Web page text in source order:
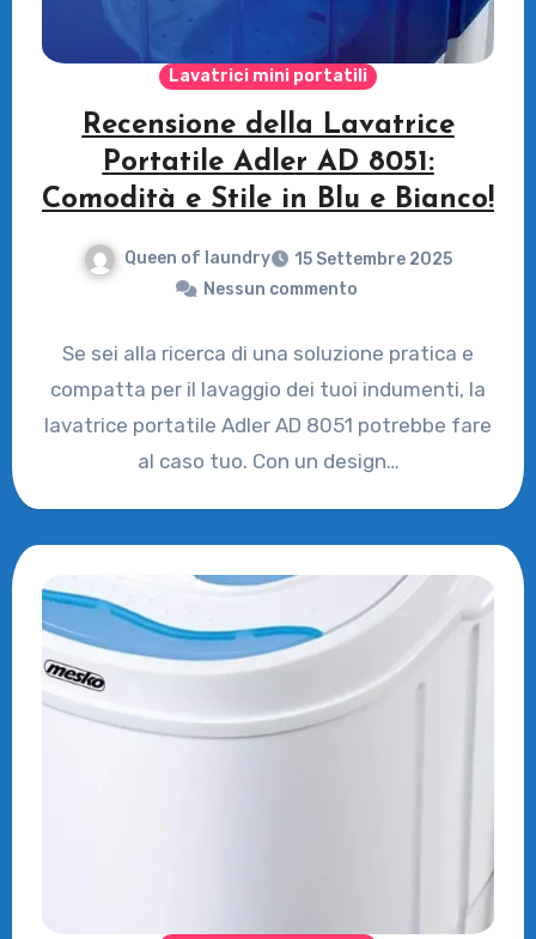
Lavatrici mini portatili
Recensione della Lavatrice
Portatile Adler AD 8051:
Comodità e Stile in Blu e Bianco!
Queen of laundry
15 Settembre 2025
Nessun commento
Se sei alla ricerca di una soluzione pratica e
compatta per il lavaggio dei tuoi indumenti, la
lavatrice portatile Adler AD 8051 potrebbe fare
al caso tuo. Con un design…